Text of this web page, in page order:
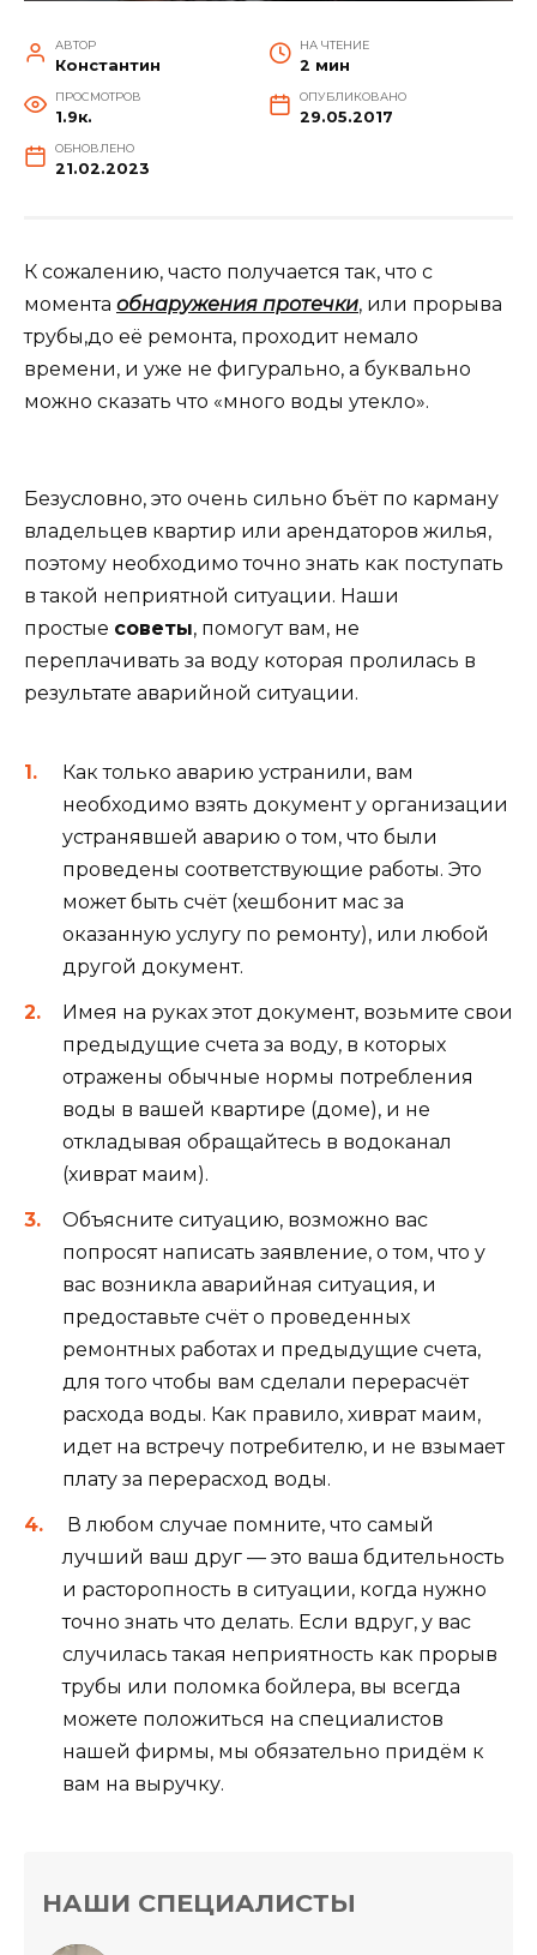
АВТОР
Константин
НА ЧТЕНИЕ
2 мин
ПРОСМОТРОВ
1.9к.
ОПУБЛИКОВАНО
29.05.2017
ОБНОВЛЕНО
21.02.2023
К сожалению, часто получается так, что с
момента обнаружения протечки, или прорыва
трубы,до её ремонта, проходит немало
времени, и уже не фигурально, а буквально
можно сказать что «много воды утекло».
Безусловно, это очень сильно бъёт по карману
владельцев квартир или арендаторов жилья,
поэтому необходимо точно знать как поступать
в такой неприятной ситуации. Наши
простые советы, помогут вам, не
переплачивать за воду которая пролилась в
результате аварийной ситуации.
Как только аварию устранили, вам
необходимо взять документ у организации
устранявшей аварию о том, что были
проведены соответствующие работы. Это
может быть счёт (хешбонит мас за
оказанную услугу по ремонту), или любой
другой документ.
Имея на руках этот документ, возьмите свои
предыдущие счета за воду, в которых
отражены обычные нормы потребления
воды в вашей квартире (доме), и не
откладывая обращайтесь в водоканал
(хиврат маим).
Объясните ситуацию, возможно вас
попросят написать заявление, о том, что у
вас возникла аварийная ситуация, и
предоставьте счёт о проведенных
ремонтных работах и предыдущие счета,
для того чтобы вам сделали перерасчёт
расхода воды. Как правило, хиврат маим,
идет на встречу потребителю, и не взымает
плату за перерасход воды.
В любом случае помните, что самый
лучший ваш друг — это ваша бдительность
и расторопность в ситуации, когда нужно
точно знать что делать. Если вдруг, у вас
случилась такая неприятность как прорыв
трубы или поломка бойлера, вы всегда
можете положиться на специалистов
нашей фирмы, мы обязательно придём к
вам на выручку.
НАШИ СПЕЦИАЛИСТЫ